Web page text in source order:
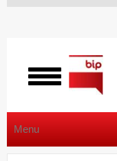
Włącz
menu
Menu